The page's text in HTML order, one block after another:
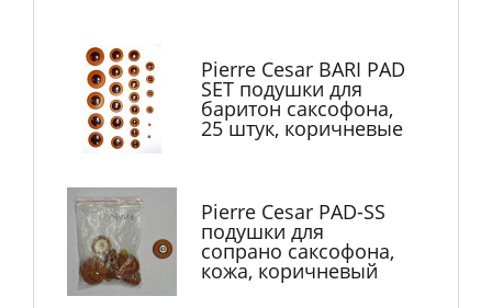
Pierre Cesar BARI PAD
SET подушки для
баритон саксофона,
25 штук, коричневые
Pierre Cesar PAD-SS
подушки для
сопрано саксофона,
кожа, коричневый